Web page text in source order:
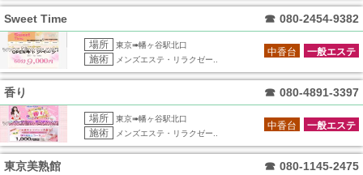
Sweet Time ☎ 080-2454-9382
場所 東京➠幡ヶ谷駅北口
施術 メンズエステ・リラクゼー..
一般エステ
中香台
香り ☎ 080-4891-3397
場所 東京➠幡ヶ谷駅北口
施術 メンズエステ・リラクゼー..
一般エステ
中香台
東京美熟館 ☎ 080-1145-2475